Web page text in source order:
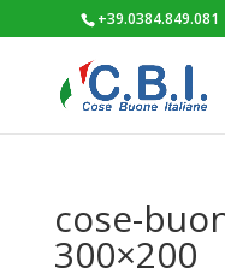
+39.0384.849.081
cose-
300×200